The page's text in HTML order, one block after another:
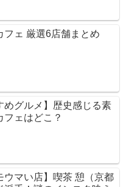
フェ 厳選6店舗まとめ
めグルメ】歴史感じる素
フェはどこ？
ウマい店】喫茶 憩（京都